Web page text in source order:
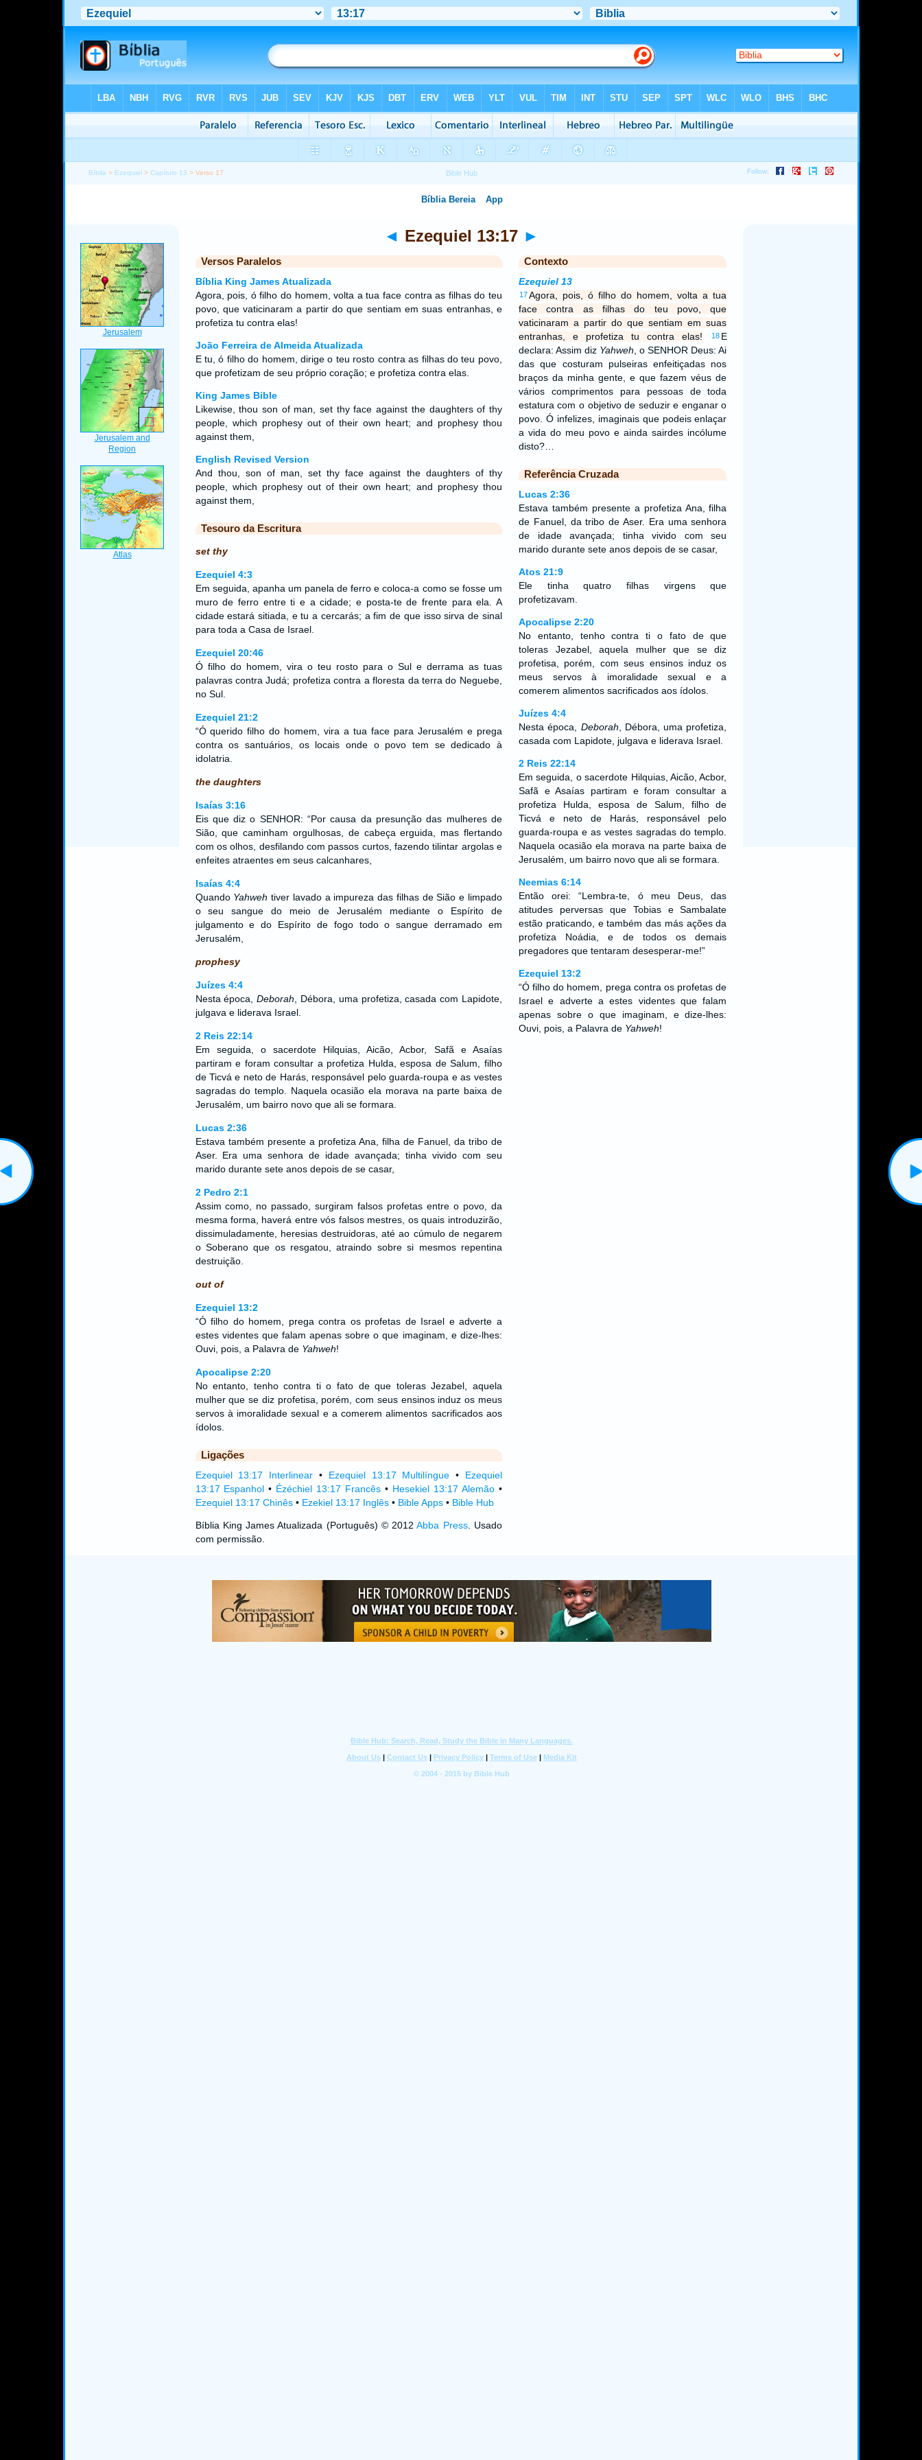
Bíblia > Ezequiel >Capítulo 13 > Verso 17
◄ Ezequiel 13:17 ►
Versos Paralelos
Bíblia King James Atualizada
Agora, pois, ó filho do homem, volta a tua face contra as filhas do teu
povo, que vaticinaram a partir do que sentiam em suas entranhas, e
profetiza tu contra elas!
João Ferreira de Almeida Atualizada
E tu, ó filho do homem, dirige o teu rosto contra as filhas do teu povo,
que profetizam de seu próprio coração; e profetiza contra elas.
King James Bible
Likewise, thou son of man, set thy face against the daughters of thy
people, which prophesy out of their own heart; and prophesy thou
against them,
English Revised Version
And thou, son of man, set thy face against the daughters of thy
people, which prophesy out of their own heart; and prophesy thou
against them,
Tesouro da Escritura
set thy
Ezequiel 4:3
Em seguida, apanha um panela de ferro e coloca-a como se fosse um
muro de ferro entre ti e a cidade; e posta-te de frente para ela. A
cidade estará sitiada, e tu a cercarás; a fim de que isso sirva de sinal
para toda a Casa de Israel.
Ezequiel 20:46
Ó filho do homem, vira o teu rosto para o Sul e derrama as tuas
palavras contra Judá; profetiza contra a floresta da terra do Neguebe,
no Sul.
Ezequiel 21:2
“Ó querido filho do homem, vira a tua face para Jerusalém e prega
contra os santuários, os locais onde o povo tem se dedicado à
idolatria.
the daughters
Isaías 3:16
Eis que diz o SENHOR: “Por causa da presunção das mulheres de
Sião, que caminham orgulhosas, de cabeça erguida, mas flertando
com os olhos, desfilando com passos curtos, fazendo tilintar argolas e
enfeites atraentes em seus calcanhares,
Isaías 4:4
Quando Yahweh tiver lavado a impureza das filhas de Sião e limpado
o seu sangue do meio de Jerusalém mediante o Espírito de
julgamento e do Espírito de fogo todo o sangue derramado em
Jerusalém,
prophesy
Juízes 4:4
Nesta época,Deborah , Débora, uma profetiza, casada com Lapidote,
julgava e liderava Israel.
2 Reis 22:14
Em seguida, o sacerdote Hilquias, Aicão, Acbor, Safã e Asaías
partiram e foram consultar a profetiza Hulda, esposa de Salum, filho
de Ticvá e neto de Harás, responsável pelo guarda-roupa e as vestes
sagradas do templo. Naquela ocasião ela morava na parte baixa de
Jerusalém, um bairro novo que ali se formara.
Lucas 2:36
Estava também presente a profetiza Ana, filha de Fanuel, da tribo de
Aser. Era uma senhora de idade avançada; tinha vivido com seu
marido durante sete anos depois de se casar,
2 Pedro 2:1
Assim como, no passado, surgiram falsos profetas entre o povo, da
mesma forma, haverá entre vós falsos mestres, os quais introduzirão,
dissimuladamente, heresias destruidoras, até ao cúmulo de negarem
o Soberano que os resgatou, atraindo sobre si mesmos repentina
destruição.
out of
Ezequiel 13:2
“Ó filho do homem, prega contra os profetas de Israel e adverte a
estes videntes que falam apenas sobre o que imaginam, e dize-lhes:
Ouvi, pois, a Palavra de Yahweh!
Apocalipse 2:20
No entanto, tenho contra ti o fato de que toleras Jezabel, aquela
mulher que se diz profetisa, porém, com seus ensinos induz os meus
servos à imoralidade sexual e a comerem alimentos sacrificados aos
ídolos.
Ligações
Ezequiel 13:17 Interlinear • Ezequiel 13:17 Multilíngue • Ezequiel
13:17 Espanhol • Ézéchiel 13:17 Francês • Hesekiel 13:17 Alemão •
Ezequiel 13:17 Chinês• Ezekiel 13:17 Inglês• Bible Apps• Bible Hub
Bíblia King James Atualizada (Português) © 2012Abba Press. Usado
com permissão.
Contexto
Ezequiel 13
17Agora, pois, ó filho do homem, volta a tua
face contra as filhas do teu povo, que
vaticinaram a partir do que sentiam em suas
entranhas, e profetiza tu contra elas!
18 E
declara: Assim diz Yahweh , o SENHOR Deus: Ai
das que costuram pulseiras enfeitiçadas nos
braços da minha gente, e que fazem véus de
vários comprimentos para pessoas de toda
estatura com o objetivo de seduzir e enganar o
povo. Ó infelizes, imaginais que podeis enlaçar
a vida do meu povo e ainda sairdes incólume
disto?…
Referência Cruzada
Lucas 2:36
Estava também presente a profetiza Ana, filha
de Fanuel, da tribo de Aser. Era uma senhora
de idade avançada; tinha vivido com seu
marido durante sete anos depois de se casar,
Atos 21:9
Ele tinha quatro filhas virgens que
profetizavam.
Apocalipse 2:20
No entanto, tenho contra ti o fato de que
toleras Jezabel, aquela mulher que se diz
profetisa, porém, com seus ensinos induz os
meus servos à imoralidade sexual e a
comerem alimentos sacrificados aos ídolos.
Juízes 4:4
Nesta época, Deborah , Débora, uma profetiza,
casada com Lapidote, julgava e liderava Israel.
2 Reis 22:14
Em seguida, o sacerdote Hilquias, Aicão, Acbor,
Safã e Asaías partiram e foram consultar a
profetiza Hulda, esposa de Salum, filho de
Ticvá e neto de Harás, responsável pelo
guarda-roupa e as vestes sagradas do templo.
Naquela ocasião ela morava na parte baixa de
Jerusalém, um bairro novo que ali se formara.
Neemias 6:14
Então orei: “Lembra-te, ó meu Deus, das
atitudes perversas que Tobias e Sambalate
estão praticando, e também das más ações da
profetiza Noádia, e de todos os demais
pregadores que tentaram desesperar-me!”
Ezequiel 13:2
“Ó filho do homem, prega contra os profetas de
Israel e adverte a estes videntes que falam
apenas sobre o que imaginam, e dize-lhes:
Ouvi, pois, a Palavra de Yahweh!